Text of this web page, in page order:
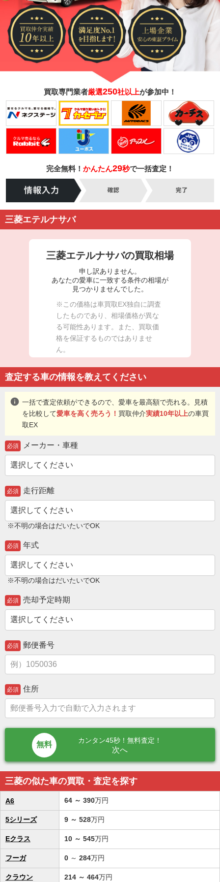
買取専門業者厳選250社以上が参加中！
完全無料！ かんたん29秒で一括査定！
三菱エテルナサバ
三菱エテルナサバの買取相場
申し訳ありません。
あなたの愛車に一致する条件の相場が
見つかりませんでした。
※この価格は車買取EX独自に調査
したものであり、相場価格が異な
る可能性あります。また、買取価
格を保証するものではありませ
ん。
査定する車の情報を教えてください
info 一括で査定依頼ができるので、愛車を最高額で売れる。見積
を比較して愛車を高く売ろう！ 買取仲介実績10年以上の車買
取EX
必須 メーカー・車種
必須 走行距離
※不明の場合はだいたいでOK
必須 年式
※不明の場合はだいたいでOK
必須 売却予定時期
必須 郵便番号
必須 住所
カンタン45秒！無料査定！
次へ
三菱の似た車の買取・査定を探す
A6 64 ～ 390万円
5シリーズ 9 ～ 528万円
Eクラス 10 ～ 545万円
フーガ 0 ～ 284万円
クラウン 214 ～ 464万円